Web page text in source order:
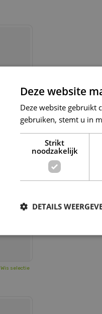
Wis selectie
Wis selectie
Deze website
Deze website gebruikt
gebruiken, stemt u in
Strikt
noodzakelijk
DETAILS